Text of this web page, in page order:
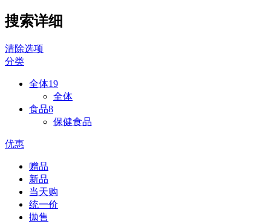
搜索详细
清除选项
分类
全体19
全体
食品8
保健食品
优惠
赠品
新品
当天购
统一价
拋售